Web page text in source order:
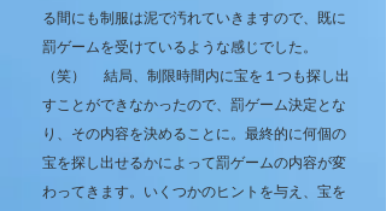
る間にも制服は泥で汚れていきますので、既に
罰ゲームを受けているような感じでした。
（笑） 結局、制限時間内に宝を１つも探し出
すことができなかったので、罰ゲーム決定とな
り、その内容を決めることに。最終的に何個の
宝を探し出せるかによって罰ゲームの内容が変
わってきます。いくつかのヒントを与え、宝を